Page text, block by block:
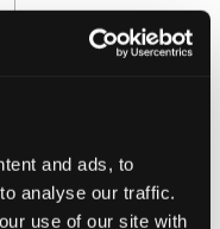
and ads, to
analyse our traffic.
use of our site with